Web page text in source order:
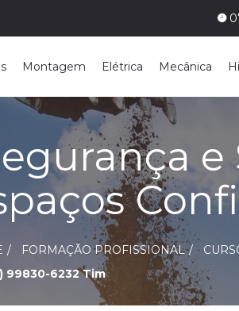
Montagem Elétrica Mecânica
FORMAÇÃO PROFISSIONAL
99830-6232 Tim